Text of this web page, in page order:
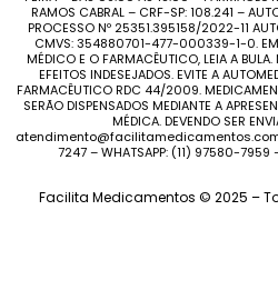
RAMOS CABRAL – CRF-SP: 108.241 –
PROCESSO Nº 25351.395158/2022-11
CMVS: 354880701-477-000339-1-0. EM
MÉDICO E O FARMACÊUTICO, LEIA A
EFEITOS INDESEJADOS. EVITE A
FARMACÊUTICO RDC 44/2009.
SERÃO DISPENSADOS MEDIANTE A
MÉDICA. DEVENDO SER
7247 – WHATSAPP: (11) 97580-7959 –
Facilita Medicamentos © 2025 –